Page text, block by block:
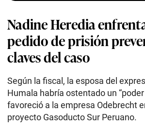
Nadine Heredia
pedido de prisión
claves del caso
Según la fiscal, la esposa del
Humala habría ostentado un
favoreció a la empresa Odebrecht
proyecto Gasoducto Sur Peruano.